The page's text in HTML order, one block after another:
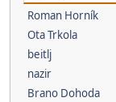
Roman Horník
Ota Trkola
beitlj
nazir
Brano Dohoda